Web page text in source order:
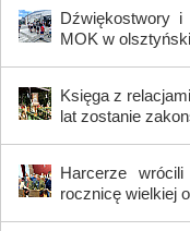
Dźwiękostwory i
MOK w
Księga z
lat zostanie
Harcerze
rocznicę wielkiej